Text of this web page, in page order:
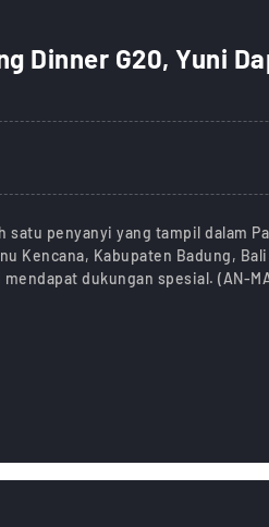
Dinner G20, Yuni
satu penyanyi yang tampil dalam
Kencana, Kabupaten Badung,
dukungan spesial. (AN-